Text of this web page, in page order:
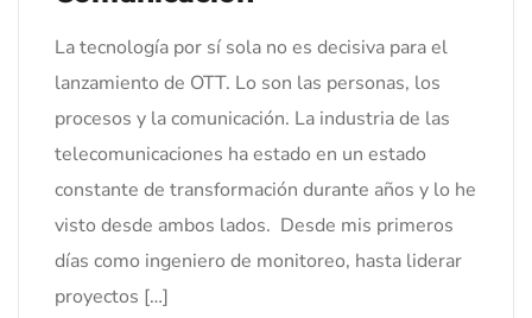
La tecnología por sí sola no es decisiva para el
lanzamiento de OTT. Lo son las personas, los
procesos y la comunicación. La industria de las
telecomunicaciones ha estado en un estado
constante de transformación durante años y lo he
visto desde ambos lados. Desde mis primeros
días como ingeniero de monitoreo, hasta liderar
proyectos […]